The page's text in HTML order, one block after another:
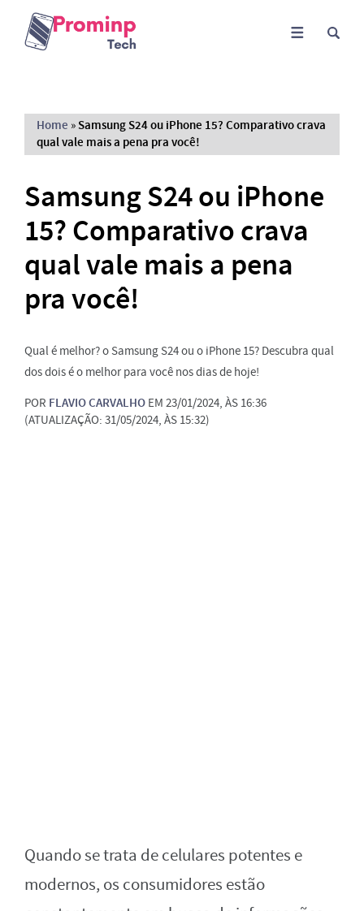
Home » Samsung S24 ou iPhone 15? Comparativo crava
qual vale mais a pena pra você!
Samsung S24 ou iPhone
15? Comparativo crava
qual vale mais a pena
pra você!
Qual é melhor? o Samsung S24 ou o iPhone 15? Descubra qual
dos dois é o melhor para você nos dias de hoje!
POR FLAVIO CARVALHO EM 23/01/2024, ÀS 16:36
(ATUALIZAÇÃO: 31/05/2024, ÀS 15:32)
Quando se trata de celulares potentes e
modernos, os consumidores estão